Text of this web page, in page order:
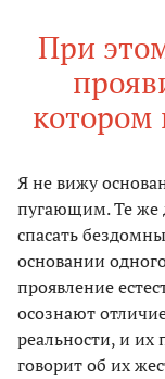
При
котором
Я не вижу
пугающим. Те же
спасать
основании
проявление
осознают
реальности, и их
говорит об их